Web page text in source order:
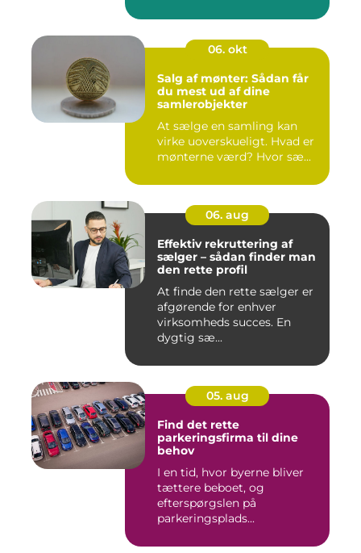
06. okt
Salg af mønter: Sådan får
du mest ud af dine
samlerobjekter
At sælge en samling kan
virke uoverskueligt. Hvad er
mønterne værd? Hvor sæ...
06. aug
Effektiv rekruttering af
sælger – sådan finder man
den rette profil
At finde den rette sælger er
afgørende for enhver
virksomheds succes. En
dygtig sæ...
05. aug
Find det rette
parkeringsfirma til dine
behov
I en tid, hvor byerne bliver
tættere beboet, og
efterspørgslen på
parkeringsplads...